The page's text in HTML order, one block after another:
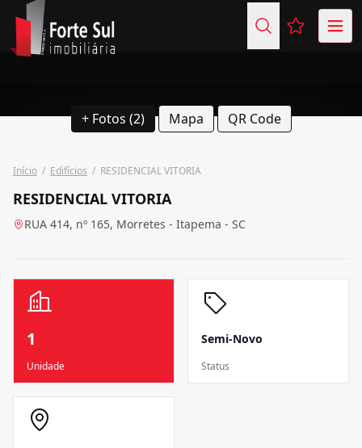
Favoritos
+ Fotos (2) Mapa QR Code
Início / Edifícios / RESIDENCIAL VITORIA
RESIDENCIAL VITORIA
RUA 414, nº 165, Morretes - Itapema - SC
1
Unidade
Semi-Novo
Status